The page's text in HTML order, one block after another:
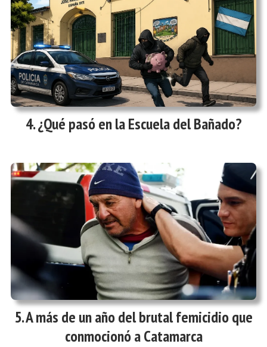
¿Qué pasó en la Escuela del Bañado?
A más de un año del brutal femicidio que
conmocionó a Catamarca